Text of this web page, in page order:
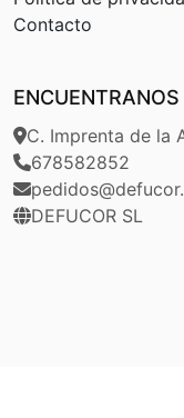
Contacto
ENCUENTRANOS
C. Imprenta de la
678582852
DEFUCOR SL